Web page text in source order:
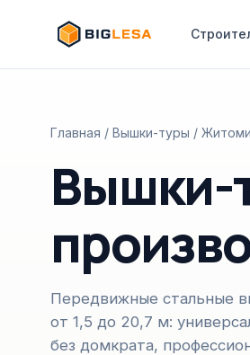
Главная / Вышки-туры /
Вышки-
Передвижные стальные
от 1,5 до 20,7 м:
без домкрата,